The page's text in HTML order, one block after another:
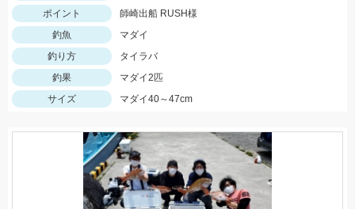
ポイント
師崎出船 RUSH様
釣魚
マダイ
釣り方
タイラバ
釣果
マダイ2匹
サイズ
マダイ40～47cm